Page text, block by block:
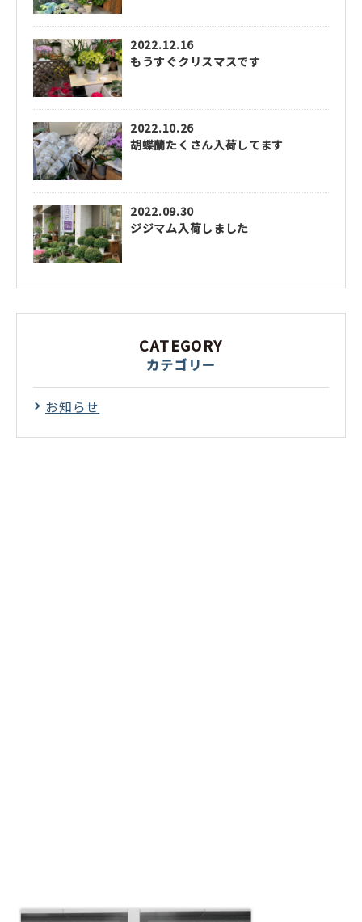
2022.12.16
もうすぐクリスマスです
2022.10.26
胡蝶蘭たくさん入荷してます
2022.09.30
ジジマム入荷しました
CATEGORY
カテゴリー
お知らせ